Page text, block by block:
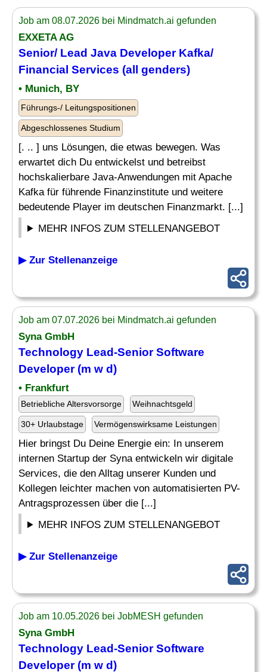
Job am 08.07.2026 bei Mindmatch.ai gefunden
EXXETA AG
Senior/ Lead Java DeveloperKafka/
Financial Services (all genders)
• Munich, BY
Führungs-/ Leitungspositionen
Abgeschlossenes Studium
[. .. ] uns Lösungen, die etwas bewegen. Was
erwartet dich Du entwickelst und betreibst
hochskalierbare Java-Anwendungen mit Apache
Kafka für führende Finanzinstitute und weitere
bedeutende Player im deutschen Finanzmarkt. [...]
MEHR INFOS ZUM STELLENANGEBOT
▶ Zur Stellenanzeige
Job am 07.07.2026 bei Mindmatch.ai gefunden
Syna GmbH
Technology Lead-SeniorSoftware
Developer(m w d)
• Frankfurt
Betriebliche Altersvorsorge Weihnachtsgeld
30+ Urlaubstage Vermögenswirksame Leistungen
Hier bringst Du Deine Energie ein: In unserem
internen Startup der Syna entwickeln wir digitale
Services, die den Alltag unserer Kunden und
Kollegen leichter machen von automatisierten PV-
Antragsprozessen über die [...]
MEHR INFOS ZUM STELLENANGEBOT
▶ Zur Stellenanzeige
Job am 10.05.2026 bei JobMESH gefunden
Syna GmbH
Technology Lead-SeniorSoftware
Developer(m w d)